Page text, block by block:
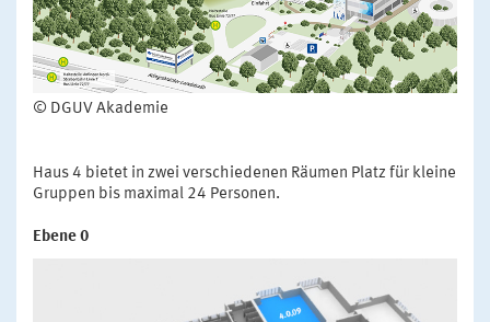
© DGUV Akademie
Haus 4 bietet in zwei verschiedenen Räumen Platz für kleine
Gruppen bis maximal 24 Personen.
Ebene 0